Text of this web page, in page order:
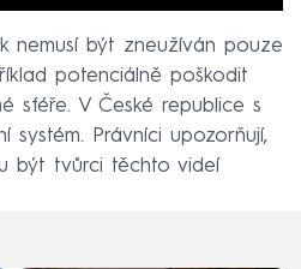
nemusí být zneužíván pouze
potenciálně poškodit
sféře. V České republice s
systém. Právníci upozorňují,
být tvůrci těchto videí